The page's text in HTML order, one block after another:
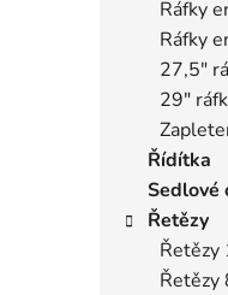
Ráfky
Ráfky
27,5"
29"
Řídítka
Sedlové
Řetězy
Řetězy
Řetězy